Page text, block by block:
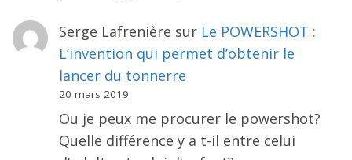
Serge Lafrenière sur Le POWERSHOT :
L’invention qui permet d’obtenir le
lancer du tonnerre
20 mars 2019
Ou je peux me procurer le powershot?
Quelle différence y a t-il entre celui